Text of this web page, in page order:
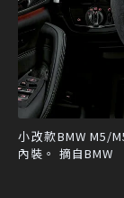
小改款BMW M5/
內裝。 摘自BMW